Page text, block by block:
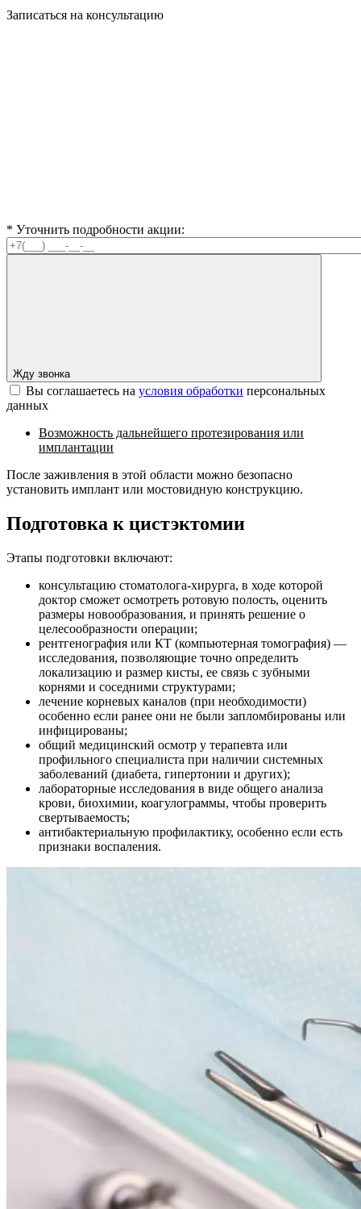
Записаться на консультацию
* Уточнить подробности акции:
Жду звонка
Вы соглашаетесь на условия обработки персональных
данных
Возможность дальнейшего протезирования или
имплантации
После заживления в этой области можно безопасно
установить имплант или мостовидную конструкцию.
Подготовка к цистэктомии
Этапы подготовки включают:
консультацию стоматолога-хирурга, в ходе которой
доктор сможет осмотреть ротовую полость, оценить
размеры новообразования, и принять решение о
целесообразности операции;
рентгенография или КТ (компьютерная томография) —
исследования, позволяющие точно определить
локализацию и размер кисты, ее связь с зубными
корнями и соседними структурами;
лечение корневых каналов (при необходимости)
особенно если ранее они не были запломбированы или
инфицированы;
общий медицинский осмотр у терапевта или
профильного специалиста при наличии системных
заболеваний (диабета, гипертонии и других);
лабораторные исследования в виде общего анализа
крови, биохимии, коагулограммы, чтобы проверить
свертываемость;
антибактериальную профилактику, особенно если есть
признаки воспаления.